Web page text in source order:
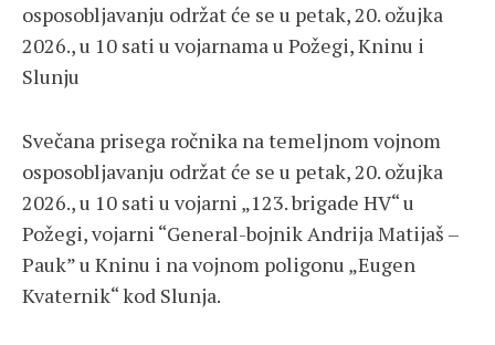
osposobljavanju održat će se u petak, 20. ožujka
2026., u 10 sati u vojarnama u Požegi, Kninu i
Slunju
Svečana prisega ročnika na temeljnom vojnom
osposobljavanju održat će se u petak, 20. ožujka
2026., u 10 sati u vojarni „123. brigade HV“ u
Požegi, vojarni “General-bojnik Andrija Matijaš –
Pauk” u Kninu i na vojnom poligonu „Eugen
Kvaternik“ kod Slunja.